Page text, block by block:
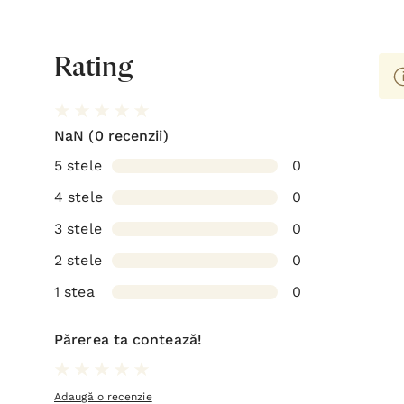
Rating
NaN (0 recenzii)
5 stele
0
4 stele
0
3 stele
0
2 stele
0
1 stea
0
Părerea ta contează!
Adaugă o recenzie